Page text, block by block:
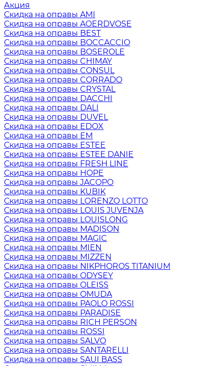
Акция
Скидка на оправы AMI
Скидка на оправы AOERDVOSE
Скидка на оправы BEST
Скидка на оправы BOCCACCIO
Скидка на оправы BOSEROLE
Скидка на оправы CHIMAY
Скидка на оправы CONSUL
Скидка на оправы CORRADO
Скидка на оправы CRYSTAL
Скидка на оправы DACCHI
Скидка на оправы DALI
Скидка на оправы DUVEL
Скидка на оправы EDOX
Скидка на оправы EM
Скидка на оправы ESTEE
Скидка на оправы ESTEE DANIE
Скидка на оправы FRESH LINE
Скидка на оправы HOPE
Скидка на оправы JACOPO
Скидка на оправы KUBIK
Скидка на оправы LORENZO LOTTO
Скидка на оправы LOUIS JUVENJA
Скидка на оправы LOUISLONG
Скидка на оправы MADISON
Скидка на оправы MAGIC
Скидка на оправы MIEN
Скидка на оправы MIZZEN
Скидка на оправы NIKPHOROS TITANIUM
Скидка на оправы ODYSEY
Скидка на оправы OLEISS
Скидка на оправы OMUDA
Скидка на оправы PAOLO ROSSI
Скидка на оправы PARADISE
Скидка на оправы RICH PERSON
Скидка на оправы ROSSI
Скидка на оправы SALVO
Скидка на оправы SANTARELLI
Скидка на оправы SAUI BASS